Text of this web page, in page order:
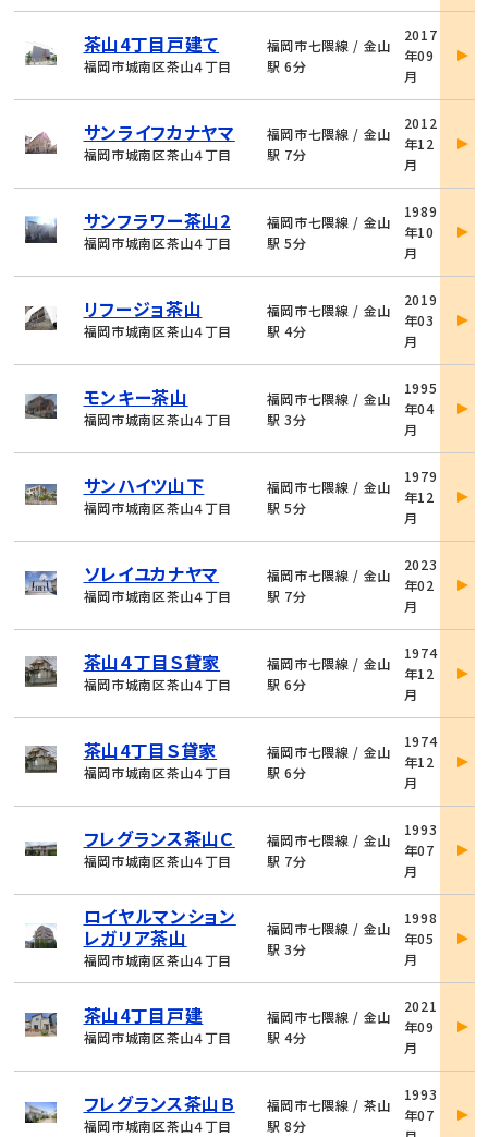
茶山4丁目戸建て
福岡市城南区茶山４丁目
福岡市七隈線 / 金山
駅 6分
2017
年09
月
詳
サンライフカナヤマ
福岡市城南区茶山４丁目
福岡市七隈線 / 金山
駅 7分
2012
年12
月
詳
サンフラワー茶山2
福岡市城南区茶山４丁目
福岡市七隈線 / 金山
駅 5分
1989
年10
月
詳
リフージョ茶山
福岡市城南区茶山４丁目
福岡市七隈線 / 金山
駅 4分
2019
年03
月
詳
モンキー茶山
福岡市城南区茶山４丁目
福岡市七隈線 / 金山
駅 3分
1995
年04
月
詳
サンハイツ山下
福岡市城南区茶山４丁目
福岡市七隈線 / 金山
駅 5分
1979
年12
月
詳
ソレイユカナヤマ
福岡市城南区茶山４丁目
福岡市七隈線 / 金山
駅 7分
2023
年02
月
詳
茶山４丁目Ｓ貸家
福岡市城南区茶山４丁目
福岡市七隈線 / 金山
駅 6分
1974
年12
月
詳
茶山4丁目Ｓ貸家
福岡市城南区茶山４丁目
福岡市七隈線 / 金山
駅 6分
1974
年12
月
詳
フレグランス茶山Ｃ
福岡市城南区茶山４丁目
福岡市七隈線 / 金山
駅 7分
1993
年07
月
詳
ロイヤルマンション
レガリア茶山
福岡市城南区茶山４丁目
福岡市七隈線 / 金山
駅 3分
1998
年05
月
詳
茶山4丁目戸建
福岡市城南区茶山４丁目
福岡市七隈線 / 金山
駅 4分
2021
年09
月
詳
フレグランス茶山Ｂ
福岡市城南区茶山４丁目
福岡市七隈線 / 茶山
駅 8分
1993
年07
詳